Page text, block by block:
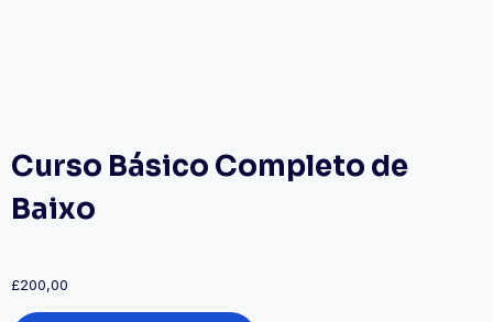
Curso Básico Completo de
Baixo
£200,00